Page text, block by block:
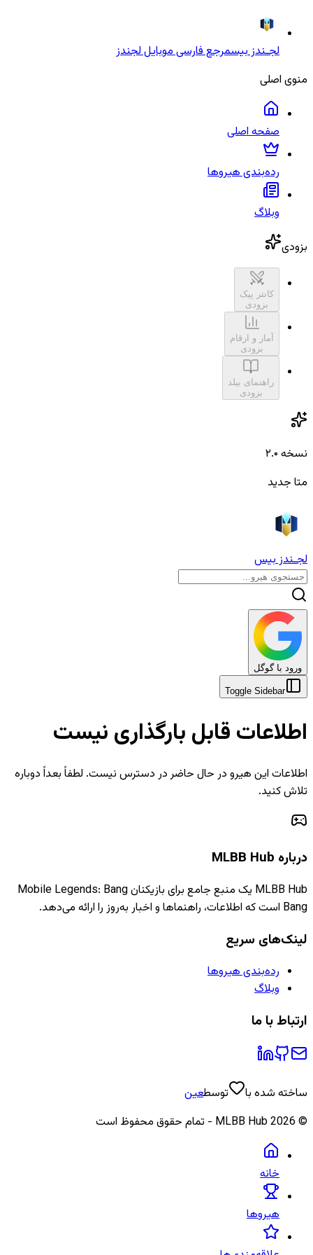
لجـندز بیسمرجع فارسی موبایل لجندز
منوی اصلی
صفحه اصلی
رده‌بندی هیروها
وبلاگ
بزودی
کانتر پیک
بزودی
آمار و ارقام
بزودی
راهنمای بیلد
بزودی
نسخه ۲.۰
متا جدید
لجـندز بیس
ورود با گوگل
Toggle Sidebar
اطلاعات قابل بارگذاری نیست
اطلاعات این هیرو در حال حاضر در دسترس نیست. لطفاً بعداً دوباره
تلاش کنید.
درباره MLBB Hub
MLBB Hub یک منبع جامع برای بازیکنان Mobile Legends: Bang
Bang است که اطلاعات، راهنماها و اخبار به‌روز را ارائه می‌دهد.
لینک‌های سریع
رده‌بندی هیروها
وبلاگ
ارتباط با ما
ساخته شده با توسطعین
©
2026
خانه
هیروها